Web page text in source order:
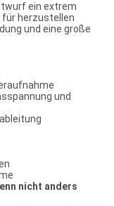
ein extrem
für herzustellen
und eine große
und
nicht anders